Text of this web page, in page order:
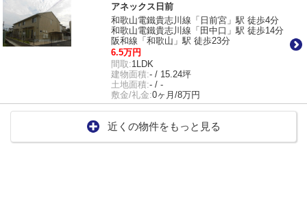
アネックス日前
和歌山電鐵貴志川線「日前宮」駅 徒歩4分
和歌山電鐵貴志川線「田中口」駅 徒歩14分
阪和線「和歌山」駅 徒歩23分
6.5万円
間取:1LDK
建物面積:- / 15.24坪
土地面積:- / -
敷金/礼金:0ヶ月/8万円
近くの物件をもっと見る